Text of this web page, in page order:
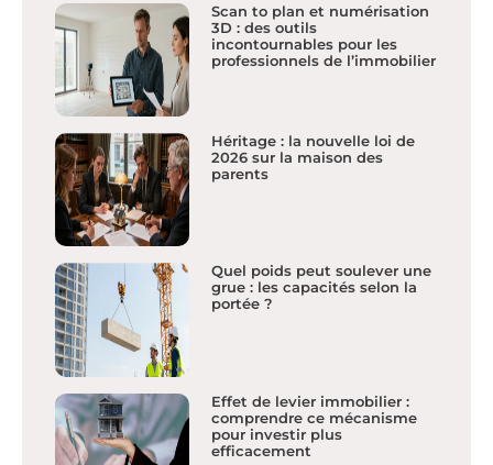
Scan to plan et numérisation
3D : des outils
incontournables pour les
professionnels de l’immobilier
Héritage : la nouvelle loi de
2026 sur la maison des
parents
Quel poids peut soulever une
grue : les capacités selon la
portée ?
Effet de levier immobilier :
comprendre ce mécanisme
pour investir plus
efficacement